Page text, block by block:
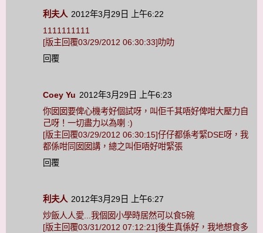
利夫人 2012年3月29日 上午6:22
1111111111
[版主回覆03/29/2012 06:30:33]叻叻
回覆
Coey Yu 2012年3月29日 上午6:23
你囡囡要俾心機考好個試呀，叫佢千其唔好俾咁大壓力自
己呀！一切盡力以為喇 :)
[版主回覆03/29/2012 06:30:15]仔仔都係考緊DSE呀，我
都係咁同囡囡講，總之叫佢唔好咁緊張
回覆
利夫人 2012年3月29日 上午6:27
炒飯人人愛...我個囡小學時居然可以食5碗
[版主回覆03/31/2012 07:12:21]後生真係好，我地想食多